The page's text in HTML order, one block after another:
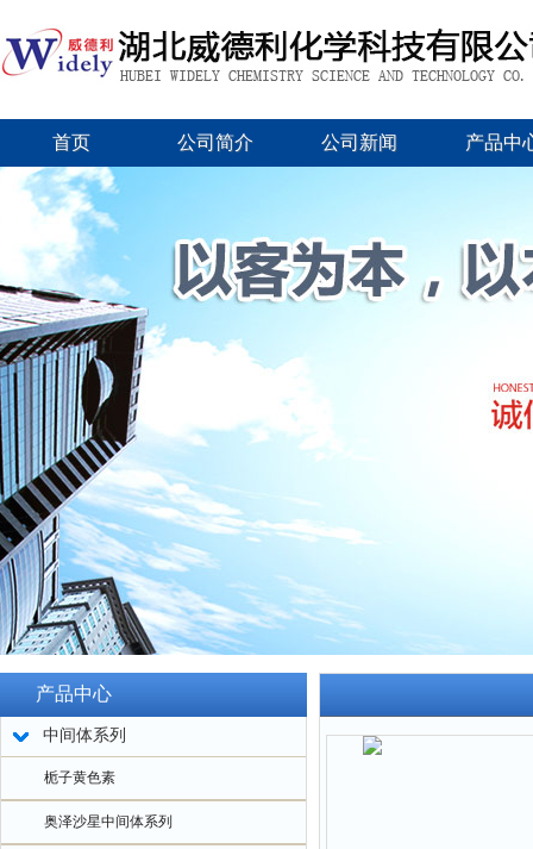
首页 公司简介 公司新闻 产品中
产品中心
中间体系列
栀子黄色素
奥泽沙星中间体系列